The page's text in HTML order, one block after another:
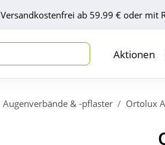
Versandkostenfrei ab 59.99 € oder mit
Aktionen
Augenverbände & -pflaster Ortolux